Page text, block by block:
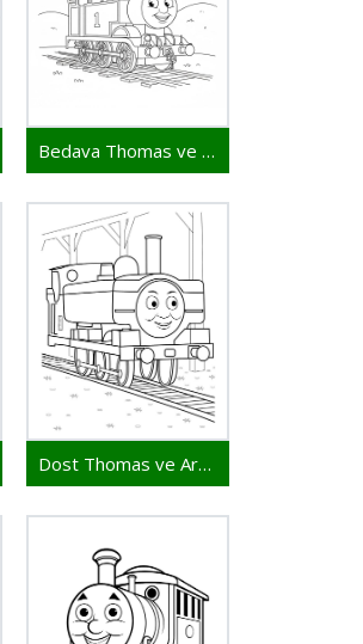
Bedava Thomas ve Arkadaşları Yazdırılabilir
Dost Thomas ve Arkadaşları